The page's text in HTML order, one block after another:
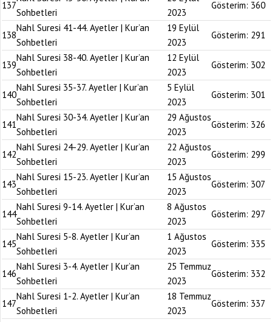
137
Sohbetleri
2023
Gösterim: 360
138
Nahl Suresi 41-44. Ayetler | Kur’an
Sohbetleri
19 Eylül
2023
Gösterim: 291
139
Nahl Suresi 38-40. Ayetler | Kur’an
Sohbetleri
12 Eylül
2023
Gösterim: 302
140
Nahl Suresi 35-37. Ayetler | Kur’an
Sohbetleri
5 Eylül
2023
Gösterim: 301
141
Nahl Suresi 30-34. Ayetler | Kur’an
Sohbetleri
29 Ağustos
2023
Gösterim: 326
142
Nahl Suresi 24-29. Ayetler | Kur’an
Sohbetleri
22 Ağustos
2023
Gösterim: 299
143
Nahl Suresi 15-23. Ayetler | Kur’an
Sohbetleri
15 Ağustos
2023
Gösterim: 307
144
Nahl Suresi 9-14. Ayetler | Kur’an
Sohbetleri
8 Ağustos
2023
Gösterim: 297
145
Nahl Suresi 5-8. Ayetler | Kur’an
Sohbetleri
1 Ağustos
2023
Gösterim: 335
146
Nahl Suresi 3-4. Ayetler | Kur’an
Sohbetleri
25 Temmuz
2023
Gösterim: 332
147
Nahl Suresi 1-2. Ayetler | Kur’an
Sohbetleri
18 Temmuz
2023
Gösterim: 337